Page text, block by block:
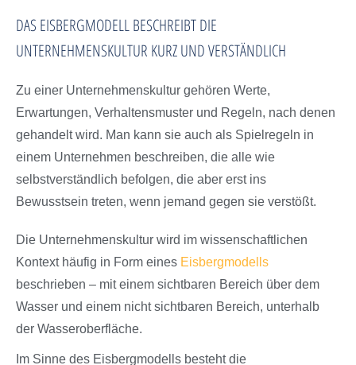
DAS EISBERGMODELL BESCHREIBT DIE
UNTERNEHMENSKULTUR KURZ UND VERSTÄNDLICH
Zu einer Unternehmenskultur gehören Werte,
Erwartungen, Verhaltensmuster und Regeln, nach denen
gehandelt wird. Man kann sie auch als Spielregeln in
einem Unternehmen beschreiben, die alle wie
selbstverständlich befolgen, die aber erst ins
Bewusstsein treten, wenn jemand gegen sie verstößt.
Die Unternehmenskultur wird im wissenschaftlichen
Kontext häufig in Form eines Eisbergmodells
beschrieben – mit einem sichtbaren Bereich über dem
Wasser und einem nicht sichtbaren Bereich, unterhalb
der Wasseroberfläche.
Im Sinne des Eisbergmodells besteht die